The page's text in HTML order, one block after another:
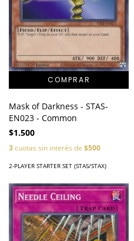
Mask of Darkness - STAS-
EN023 - Common
$1.500
3cuotas sin interés de $500
2-PLAYER STARTER SET (STAS/STAX)